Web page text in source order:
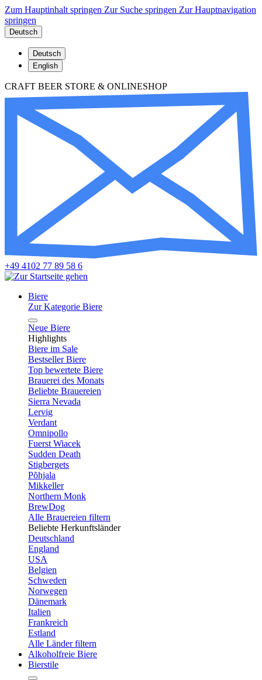
Zum Hauptinhalt springen Zur Suche springen Zur Hauptnavigation
springen
Deutsch
Deutsch
English
CRAFT BEER STORE & ONLINESHOP
+49 4102 77 89 58 6
Biere
Zur Kategorie Biere
Neue Biere
Highlights
Biere im Sale
Bestseller Biere
Top bewertete Biere
Brauerei des Monats
Beliebte Brauereien
Sierra Nevada
Lervig
Verdant
Omnipollo
Fuerst Wiacek
Sudden Death
Stigbergets
Põhjala
Mikkeller
Northern Monk
BrewDog
Alle Brauereien filtern
Beliebte Herkunftsländer
Deutschland
England
USA
Belgien
Schweden
Norwegen
Dänemark
Italien
Frankreich
Estland
Alle Länder filtern
Alkoholfreie Biere
Bierstile